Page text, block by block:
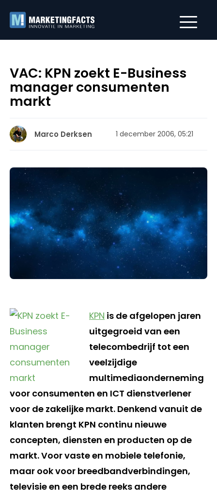
VAC: KPN zoekt E-Business
manager consumenten
markt
Marco Derksen 1 december 2006, 05:21
KPN is de afgelopen jaren
uitgegroeid van een
telecombedrijf tot een
veelzijdige
multimediaonderneming
voor consumenten en ICT dienstverlener
voor de zakelijke markt. Denkend vanuit de
klanten brengt KPN continu nieuwe
concepten, diensten en producten op de
markt. Voor vaste en mobiele telefonie,
maar ook voor breedbandverbindingen,
televisie en een brede reeks andere